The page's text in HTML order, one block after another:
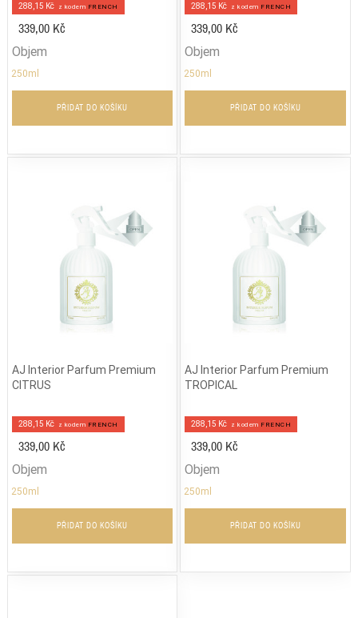
288,15 Kč z kodem FRENCH
339,00 Kč
Objem
250ml
PŘIDAT DO KOŠÍKU
288,15 Kč z kodem FRENCH
339,00 Kč
Objem
250ml
PŘIDAT DO KOŠÍKU
AJ Interior Parfum Premium
CITRUS
288,15 Kč z kodem FRENCH
339,00 Kč
Objem
250ml
PŘIDAT DO KOŠÍKU
AJ Interior Parfum Premium
TROPICAL
288,15 Kč z kodem FRENCH
339,00 Kč
Objem
250ml
PŘIDAT DO KOŠÍKU